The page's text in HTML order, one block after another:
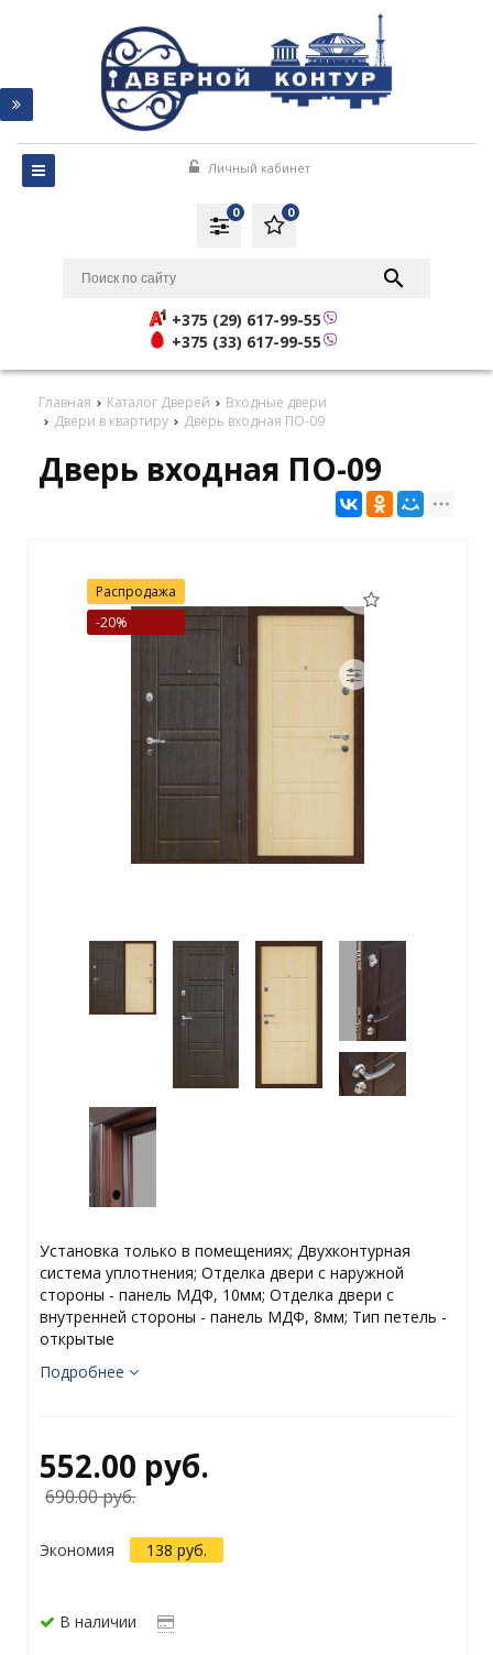
0
0
Личный кабинет
+375 (29) 617-99-55
+375 (33) 617-99-55
Главная Каталог Дверей
Входные двери
Двери в квартиру
Дверь входная ПО-09
Дверь входная ПО-09
Распродажа
-20%
Установка только в помещениях; Двухконтурная
система уплотнения; Отделка двери с наружной
стороны - панель МДФ, 10мм; Отделка двери с
внутренней стороны - панель МДФ, 8мм; Тип петель -
открытые
Подробнее
552.00 руб.
690.00 руб.
Экономия 138 руб.
В наличии